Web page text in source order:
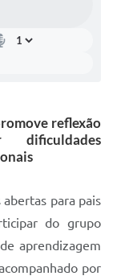
de
reflexão
para pais
do grupo
aprendizagem
por